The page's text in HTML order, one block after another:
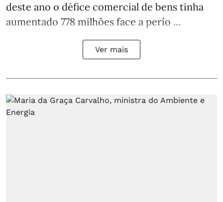
deste ano o défice comercial de bens tinha
aumentado 778 milhões face a perío ...
Ver mais